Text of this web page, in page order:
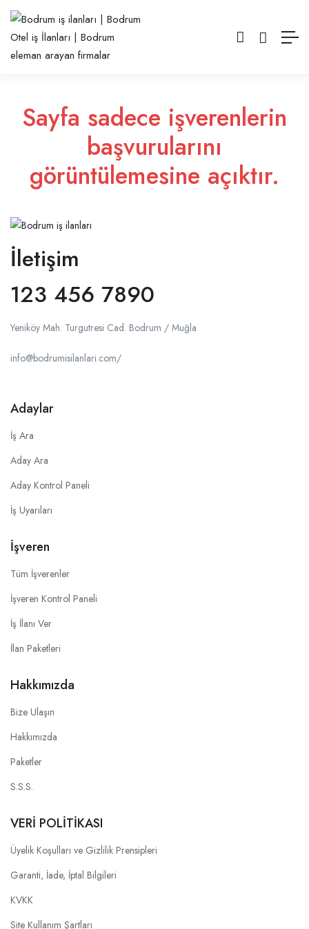
Sayfa sadece işverenlerin
başvurularını
görüntülemesine açıktır.
İletişim
123 456 7890
Yeniköy Mah. Turgutresi Cad. Bodrum / Muğla
info@bodrumisilanlari.com/
Adaylar
İş Ara
Aday Ara
Aday Kontrol Paneli
İş Uyarıları
İşveren
Tüm İşverenler
İşveren Kontrol Paneli
İş İlanı Ver
İlan Paketleri
Hakkımızda
Bize Ulaşın
Hakkımızda
Paketler
S.S.S.
VERİ POLİTİKASI
Üyelik Koşulları ve Gizlilik Prensipleri
Garanti, İade, İptal Bilgileri
KVKK
Site Kullanım Şartları